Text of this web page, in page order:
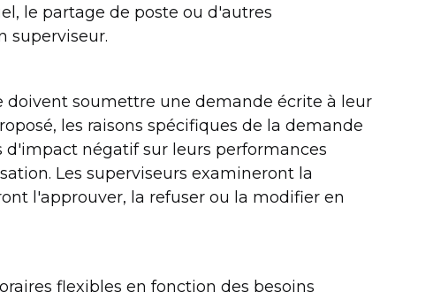
le partage de poste ou d'autres
superviseur.
doivent soumettre une demande écrite à leur
les raisons spécifiques de la demande
négatif sur leurs performances
Les superviseurs examineront la
l'approuver, la refuser ou la modifier en
flexibles en fonction des besoins